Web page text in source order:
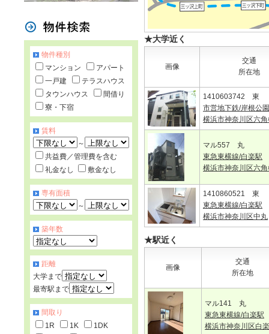
★大学近く
画像
交通
所在地
1410603742 東
市営地下鉄/岸根公
横浜市神奈川区六
マル557 丸
東急東横線/白楽駅
横浜市神奈川区六
1410860521 東
東急東横線/白楽駅
横浜市神奈川区中丸
★駅近く
画像
交通
所在地
マル141 丸
東急東横線/白楽駅
横浜市神奈川区白楽
物件種別
マンション
アパート
一戸建
テラスハウス
タウンハウス
間借り
寮・下宿
賃料
～
共益費／管理費を含む
礼金なし
敷金なし
専有面積
～
築年数
距離
大学まで
最寄駅まで
間取り
1R
1K
1DK